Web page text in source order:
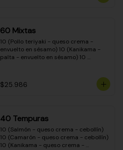
(Pimentón - queso crema - cebollín -
envuelto en masa tempura)
60 Mixtas
10 (Pollo teriyaki - queso crema -
envuelto en sésamo) 10 (Kanikama -
palta - envuelto en sésamo) 10
envuelto en queso crema) 10
(Camarón - queso crema - cebollín -
$25.986
40 Tempuras
10 (Salmón - queso crema - cebollín)
10 (Camarón - queso crema - cebollín)
10 (Kanikama - queso crema -